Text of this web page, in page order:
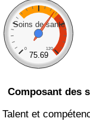
Soins de santé
0 120
75.69
Composant des
Talent et
Indice du coût de
à Akaba
Indice des Prix
Indice de qualité
Criminalité
Indice de